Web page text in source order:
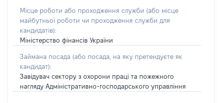
Місце роботи або проходження служби (або місце
майбутньої роботи чи проходження служби для
кандидатів):
Міністерство фінансів України
Займана посада (або посада, на яку претендуєте як
кандидат):
Завідувач сектору з охорони праці та пожежного
нагляду Адміністративно-господарського управління